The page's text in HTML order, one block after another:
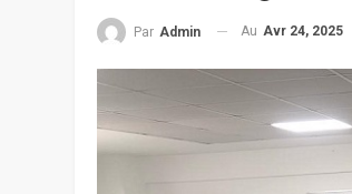
Par Admin Au Avr 24, 2025